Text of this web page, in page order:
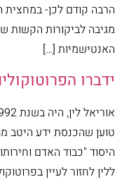
מגיבה לביקורות
האנטישמיות […]
ידברו
טוען שהכנסת ידע היטב
היסוד "כבוד האדם
ללין לחזור לעיין